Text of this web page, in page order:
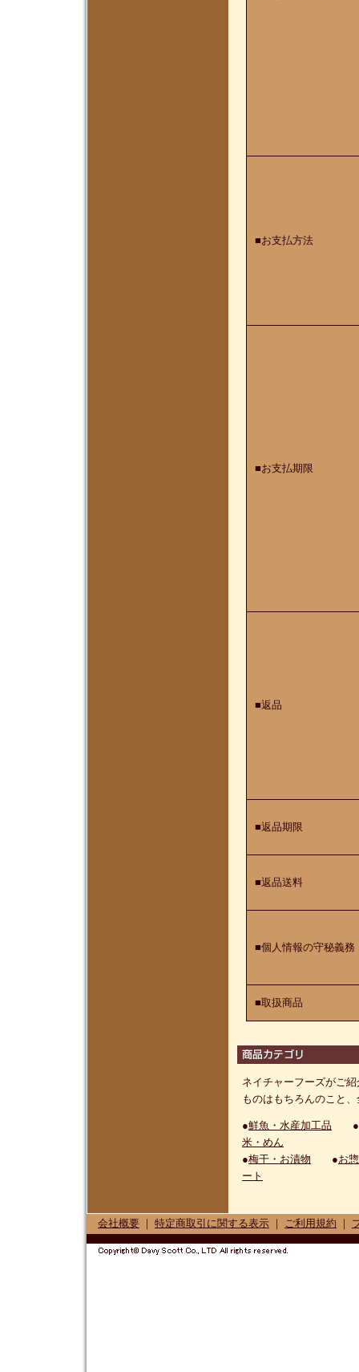
■お支払方法
■お支払期限
■返品
■返品期限
■返品送料
■個人情報の守秘義務
■取扱商品
ネイチャーフーズがご
ものはもちろんのこと
●鮮魚・水産加工品 ●
米・めん
●梅干・お漬物 ●お
ート
会社概要 ｜ 特定商取引に関する表示 ｜ ご利用規約 ｜